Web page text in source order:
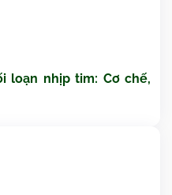
loạn nhịp tim: Cơ chế,